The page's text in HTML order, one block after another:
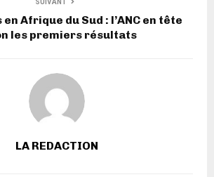
SUIVANT
Afrique du Sud : l’ANC en tête
les premiers résultats
LA REDACTION